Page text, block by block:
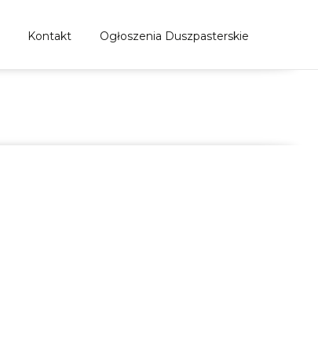
Kontakt Ogłoszenia Duszpasterskie